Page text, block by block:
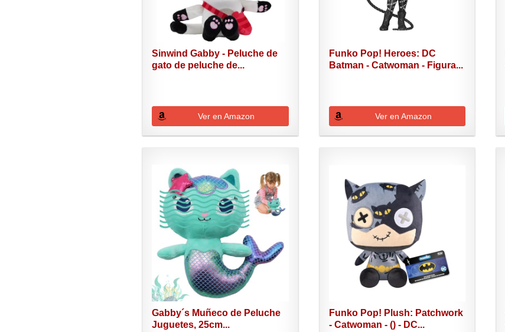
Sinwind Gabby - Peluche de
gato de peluche de...
Ver en Amazon
Funko Pop! Heroes: DC
Batman - Catwoman - Figura...
Ver en Amazon
Gabby´s Muñeco de Peluche
Juguetes, 25cm...
Funko Pop! Plush: Patchwork
- Catwoman - () - DC...